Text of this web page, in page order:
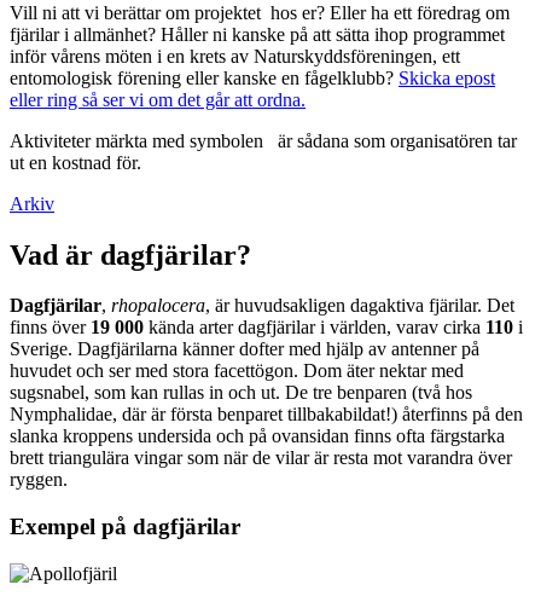
Vill ni att vi berättar om projektet hos er? Eller ha ett föredrag om
fjärilar i allmänhet? Håller ni kanske på att sätta ihop programmet
inför vårens möten i en krets av Naturskyddsföreningen, ett
entomologisk förening eller kanske en fågelklubb? Skicka epost
eller ring så ser vi om det går att ordna.
Aktiviteter märkta med symbolen
är sådana som organisatören tar
ut en kostnad för.
Arkiv
Vad är dagfjärilar?
Dagfjärilar, rhopalocera, är huvudsakligen dagaktiva fjärilar. Det
finns över 19 000 kända arter dagfjärilar i världen, varav cirka 110 i
Sverige. Dagfjärilarna känner dofter med hjälp av antenner på
huvudet och ser med stora facettögon. Dom äter nektar med
sugsnabel, som kan rullas in och ut. De tre benparen (två hos
Nymphalidae, där är första benparet tillbakabildat!) återfinns på den
slanka kroppens undersida och på ovansidan finns ofta färgstarka
brett triangulära vingar som när de vilar är resta mot varandra över
ryggen.
Exempel på dagfjärilar